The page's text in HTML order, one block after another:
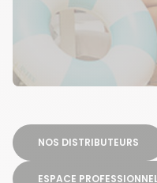
NOS DISTRIBUTEURS
ESPACE